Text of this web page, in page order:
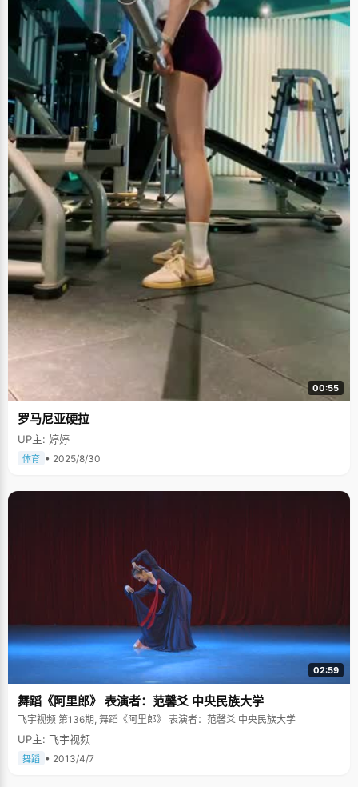
00:55
罗马尼亚硬拉
UP主: 婷婷
体育 • 2025/8/30
02:59
舞蹈《阿里郎》 表演者：范馨爻 中央民族大学
飞宇视频 第136期, 舞蹈《阿里郎》 表演者：范馨爻 中央民族大学
UP主: 飞宇视频
舞蹈 • 2013/4/7